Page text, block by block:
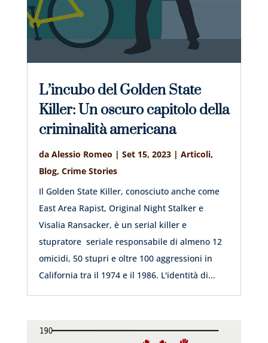
L’incubo del Golden State
Killer: Un oscuro capitolo della
criminalità americana
da Alessio Romeo | Set 15, 2023| Articoli,
Blog, Crime Stories
Il Golden State Killer, conosciuto anche come
East Area Rapist, Original Night Stalker e
Visalia Ransacker, è un serial killer e
stupratore seriale responsabile di almeno 12
omicidi, 50 stupri e oltre 100 aggressioni in
California tra il 1974 e il 1986. L'identità di...